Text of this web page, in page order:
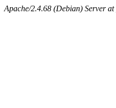
Apache/2.4.68 (Debian) Server